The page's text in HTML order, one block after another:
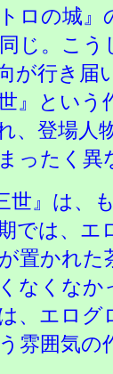
トロの城
じ。こ
が行き届
』とい
、登場人
ったく
世』は、
では、エ
置かれた
なくなか
、エログ
雰囲気の